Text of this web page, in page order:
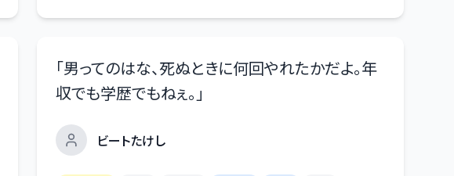
「男ってのはな、死ぬときに何回やれたかだよ。年
収でも学歴でもねぇ。 」
ビートたけし